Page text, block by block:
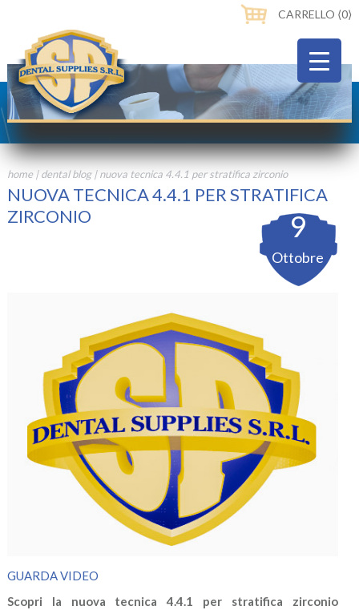
CARRELLO ⟨0⟩
home|dental blog|nuova tecnica 4.4.1 per stratifica zirconio
NUOVA TECNICA 4.4.1 PER STRATIFICA
ZIRCONIO
9
Ottobre
GUARDA VIDEO
Scopri la nuova tecnica 4.4.1 per stratifica zirconio